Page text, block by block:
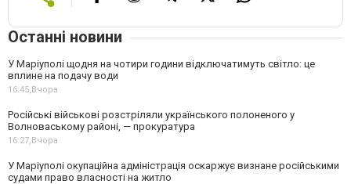
Останні новини
У Маріуполі щодня на чотири години відключатимуть світло: це
вплине на подачу води
16:45, Вчора
Російські військові розстріляли українського полоненого у
Волноваському районі, — прокуратура
16:27, Вчора
У Маріуполі окупаційна адміністрація оскаржує визнане російськими
судами право власності на житло